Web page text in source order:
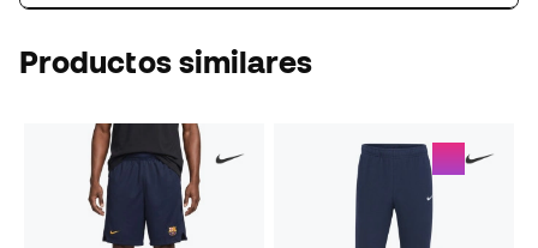
Productos similares